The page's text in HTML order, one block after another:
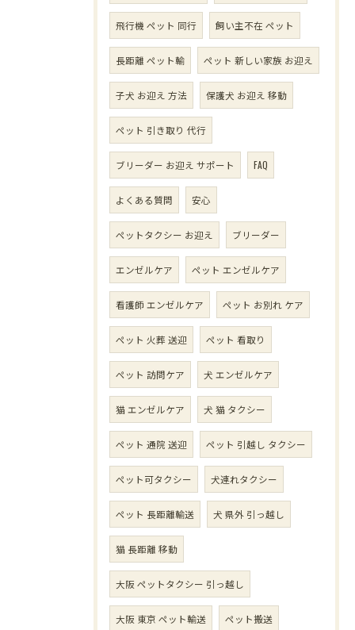
飛行機 ペット 同行 飼い主不在 ペット
長距離 ペット輸 ペット 新しい家族 お迎え
子犬 お迎え 方法 保護犬 お迎え 移動
ペット 引き取り 代行
ブリーダー お迎え サポート FAQ
よくある質問 安心
ペットタクシー お迎え ブリーダー
エンゼルケア ペット エンゼルケア
看護師 エンゼルケア ペット お別れ ケア
ペット 火葬 送迎 ペット 看取り
ペット 訪問ケア 犬 エンゼルケア
猫 エンゼルケア 犬 猫 タクシー
ペット 通院 送迎 ペット 引越し タクシー
ペット可タクシー 犬連れタクシー
ペット 長距離輸送 犬 県外 引っ越し
猫 長距離 移動
大阪 ペットタクシー 引っ越し
大阪 東京 ペット輸送 ペット搬送